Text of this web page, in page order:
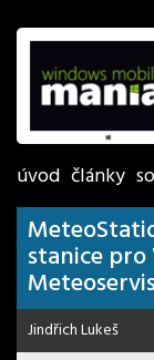
úvod články
stanice
Jindřich Lukeš